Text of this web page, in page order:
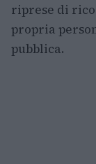
riprese di
propria
pubblica.